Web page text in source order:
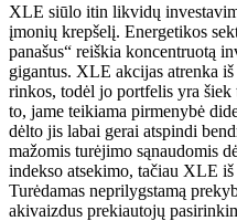
XLE siūlo itin likvidų
įmonių krepšelį. Energetikos
panašus“ reiškia koncentruotą
gigantus. XLE akcijas atrenka
rinkos, todėl jo portfelis yra šiek
to, jame teikiama pirmenybė
dėlto jis labai gerai atspindi
mažomis turėjimo sąnaudomis
indekso atsekimo, tačiau XLE
Turėdamas neprilygstamą
akivaizdus prekiautojų